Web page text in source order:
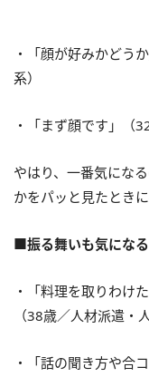
・「顔が好みかどう
系）
・「まず顔です」（
やはり、一番気にな
かをパッと見たとき
■振る舞いも気になる
・「料理を取りわけ
（38歳／人材派遣・
・「話の聞き方や合